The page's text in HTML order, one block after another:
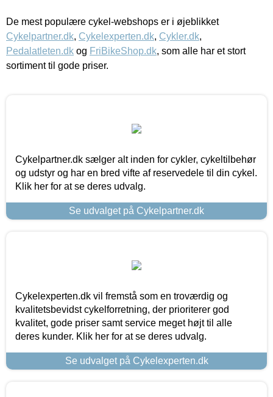
De mest populære cykel-webshops er i øjeblikket
Cykelpartner.dk, Cykelexperten.dk, Cykler.dk,
Pedalatleten.dk og FriBikeShop.dk, som alle har et stort
sortiment til gode priser.
Cykelpartner.dk sælger alt inden for cykler, cykeltilbehør
og udstyr og har en bred vifte af reservedele til din cykel.
Klik her for at se deres udvalg.
Se udvalget på Cykelpartner.dk
Cykelexperten.dk vil fremstå som en troværdig og
kvalitetsbevidst cykelforretning, der prioriterer god
kvalitet, gode priser samt service meget højt til alle
deres kunder. Klik her for at se deres udvalg.
Se udvalget på Cykelexperten.dk